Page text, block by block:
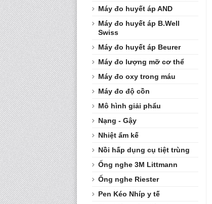
Máy đo huyết áp AND
Máy đo huyết áp B.Well
Swiss
Máy đo huyết áp Beurer
Máy đo lượng mỡ cơ thể
Máy đo oxy trong máu
Máy đo độ cồn
Mô hình giải phẩu
Nạng - Gậy
Nhiệt ẩm kế
Nồi hấp dụng cụ tiệt trùng
Ống nghe 3M Littmann
Ống nghe Riester
Pen Kéo Nhíp y tế